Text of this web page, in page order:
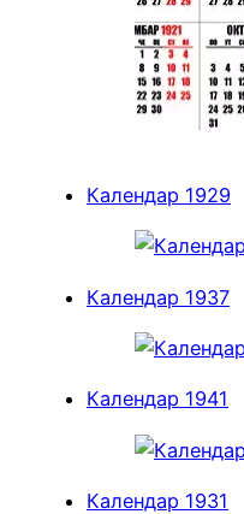
Календар 1929
Календар 1937
Календар 1941
Календар 1931